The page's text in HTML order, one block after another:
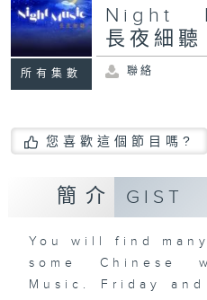
所有集數
Night
長夜細聽
聯絡
您喜歡這個節目嗎?
簡介 GIST
You will find
some Chinese
Music. Friday